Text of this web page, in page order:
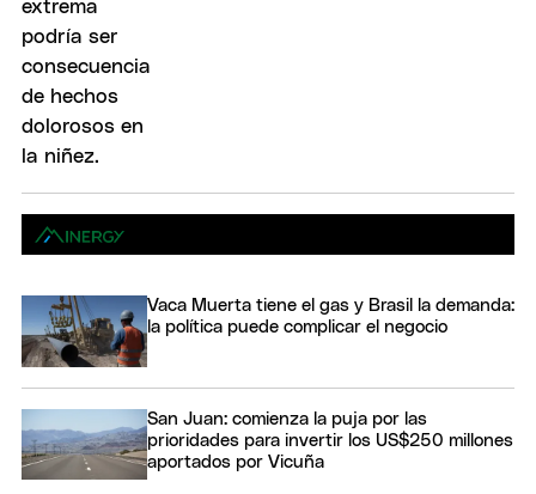
Vaca Muerta tiene el gas y Brasil la demanda:
la política puede complicar el negocio
San Juan: comienza la puja por las
prioridades para invertir los US$250 millones
aportados por Vicuña